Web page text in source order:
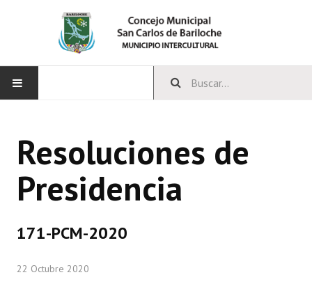
CONCEJO
Bloques Políticos
Comisiones Permanentes
Comisiones Especiales
Resoluciones de
Presidencia
171-PCM-2020
22 Octubre 2020